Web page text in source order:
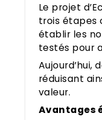
Le projet
trois étapes
établir les
testés pour
réduisant
valeur.
Avantages